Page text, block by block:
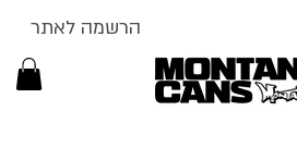
הרשמה לאתר